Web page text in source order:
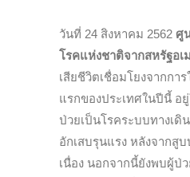
วันที่ 24 สิงหาคม 2562 ศู
โรคแห่งชาติจากสหรัฐอเ
เสียชีวิตเชื่อมโยงจากกา
แรกของประเทศในปีนี้ อ
ป่วยเป็นโรคระบบทางเดิ
อักเสบรุนแรง หลังจากสู
เนื่อง นอกจากนี้ยังพบผู้ป่